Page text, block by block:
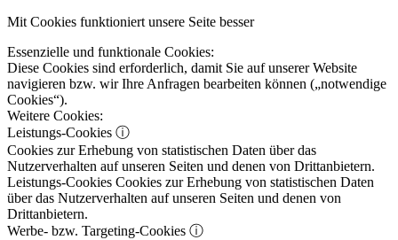
Mit Cookies funktioniert unsere Seite besser
Essenzielle und funktionale Cookies:
Diese Cookies sind erforderlich, damit Sie auf unserer Website
navigieren bzw. wir Ihre Anfragen bearbeiten können („notwendige
Cookies“).
Weitere Cookies:
Leistungs-Cookies ⓘ
Cookies zur Erhebung von statistischen Daten über das
Nutzerverhalten auf unseren Seiten und denen von Drittanbietern.
Leistungs-Cookies Cookies zur Erhebung von statistischen Daten
über das Nutzerverhalten auf unseren Seiten und denen von
Drittanbietern.
Werbe- bzw. Targeting-Cookies ⓘ